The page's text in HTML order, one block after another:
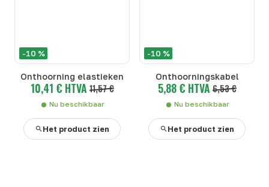
-10 %
Onthoorning elastieken
10,41 € HTVA 11,57 €
Nu beschikbaar
Het product zien
-10 %
Onthoorningskabel
5,88 € HTVA 6,53 €
Nu beschikbaar
Het product zien